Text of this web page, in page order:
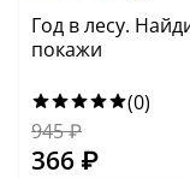
Год в лесу.
покажи
(0)
945₽
366 ₽